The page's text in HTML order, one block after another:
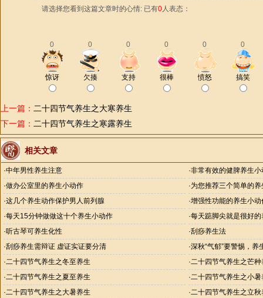
请选择您看到这篇文章时的心情: 已有0人表态：
0 0 0 0 0 0
惊讶 欠揍 支持 很棒 愤怒 搞笑
上一篇： 二十四节气养生之大寒养生
下一篇： 二十四节气养生之寒露养生
相关文章
·中年男性养生注意 ·非常有效的健脾养生小
·做办公室里的养生小动作 ·为您推荐三个简单的
·这几个养生动作保护男人前列腺 ·增强性功能的养生小动
·每天15分钟做做这十个养生小动作 ·每天踮脚尖就是很好的
·听古琴可养生化性 ·刮痧养生法
·刮痧养生需辩证 虚证实证要分清 ·深秋“气郁”要警惕，养
·二十四节气养生之冬至养生 ·二十四节气养生之芒种
·二十四节气养生之夏至养生 ·二十四节气养生之小暑
·二十四节气养生之大暑养生 ·二十四节气养生之立秋